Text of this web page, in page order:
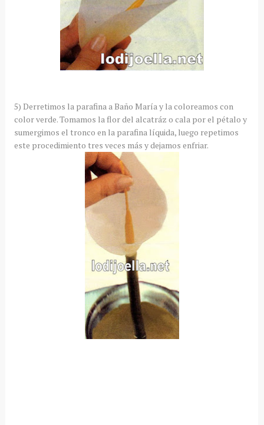
5) Derretimos la parafina a Baño María y la coloreamos con
color verde. Tomamos la flor del alcatráz o cala por el pétalo y
sumergimos el tronco en la parafina líquida, luego repetimos
este procedimiento tres veces más y dejamos enfriar.